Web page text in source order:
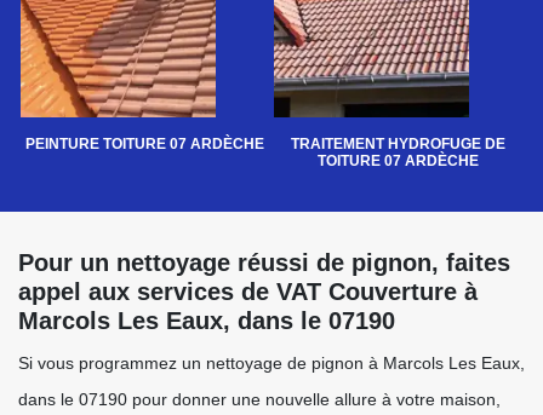
PEINTURE TOITURE 07 ARDÈCHE
TRAITEMENT HYDROFUGE DE
TOITURE 07 ARDÈCHE
Pour un nettoyage réussi de pignon, faites
appel aux services de VAT Couverture à
Marcols Les Eaux, dans le 07190
Si vous programmez un nettoyage de pignon à Marcols Les Eaux,
dans le 07190 pour donner une nouvelle allure à votre maison,